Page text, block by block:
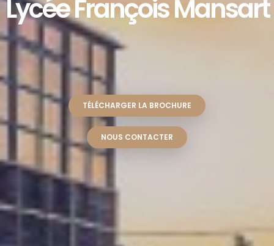
Lycée François Mansart
TÉLÉCHARGER LA BROCHURE
NOUS CONTACTER